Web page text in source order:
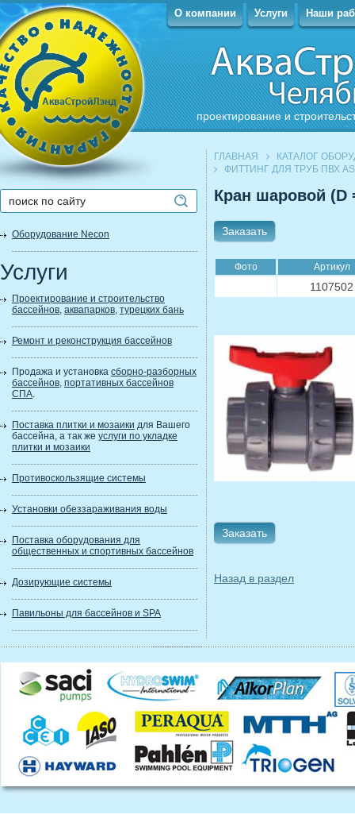
проектирование и
О компании Услуги Наши
Оборудование Necon
Услуги
Проектирование и строительство
бассейнов, аквапарков, турецких бань
Ремонт и реконструкция бассейнов
Продажа и установка сборно-разборных
бассейнов, портативных бассейнов
СПА.
Поставка плитки и мозаики для Вашего
бассейна, а так же услуги по укладке
плитки и мозаики
Противоскользящие системы
Установки обеззараживания воды
Поставка оборудования для
общественных и спортивных бассейнов
Дозирующие системы
Павильоны для бассейнов и SPA
ГЛАВНАЯ
КАТАЛОГ
ФИТТИНГ ДЛЯ ТРУБ ПВХ
Кран шаровой (D
Заказать
Фото Артикул
1107502
Заказать
Назад в раздел